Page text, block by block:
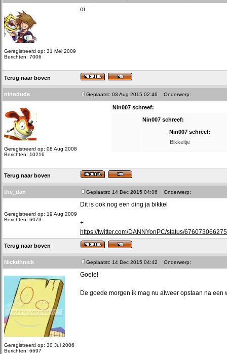
Geregistreerd op: 31 Mei 2009
Berichten: 7006
oi
Terug naar boven
ninodude Geplaatst: 03 Aug 2015 02:46 Onderwerp:
Geregistreerd op: 08 Aug 2008
Berichten: 10216
Nin007 schreef:
Nin007 schreef:
Nin007 schreef:
Bikkeltje
Terug naar boven
the_dan Geplaatst: 14 Dec 2015 04:06 Onderwerp:
Geregistreerd op: 19 Aug 2009
Berichten: 6073
Dit is ook nog een ding ja bikkel
+
https://twitter.com/DANNYonPC/status/
Terug naar boven
Nickdhnick Geplaatst: 14 Dec 2015 04:42 Onderwerp:
Geregistreerd op: 30 Jul 2006
Berichten: 6697
Goeie!
De goede morgen ik mag nu alweer opstaan na een